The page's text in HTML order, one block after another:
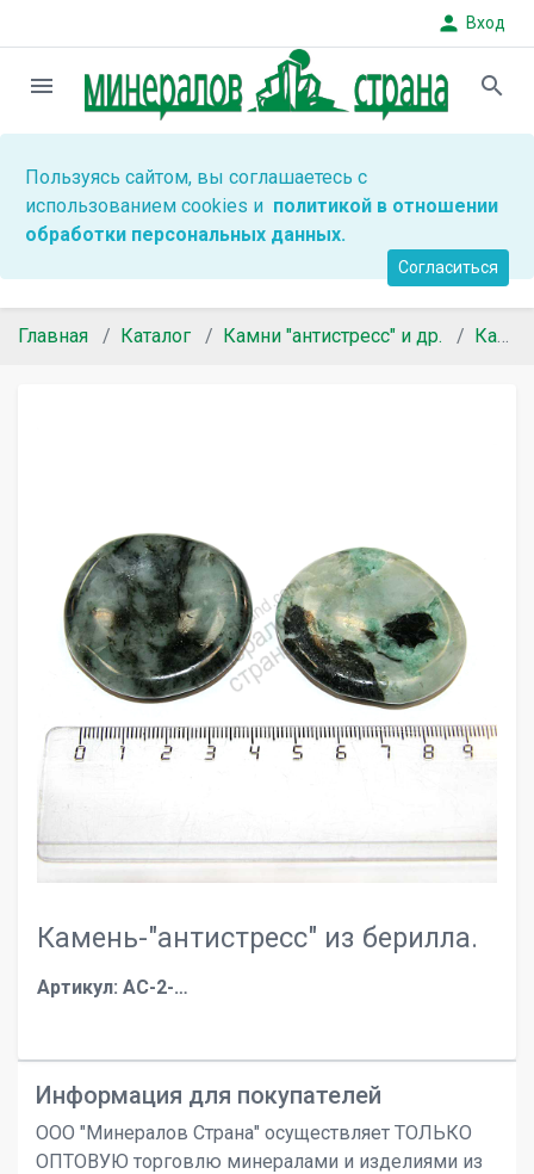
person Вход
menu search
Пользуясь сайтом, вы соглашаетесь с
использованием cookies и политикой в отношении
обработки персональных данных.
Согласиться
Главная Каталог Камни "антистресс" и др. Камни "антистресс"
Камень-"антистресс" из берилла.
Артикул: АС-2-…
Информация для покупателей
ООО "Минералов Страна" осуществляет ТОЛЬКО
ОПТОВУЮ торговлю минералами и изделиями из